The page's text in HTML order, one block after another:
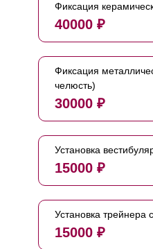
Фиксация
40000 ₽
Фиксация
челюсть)
30000 ₽
Установка
15000 ₽
Установка трейнера
15000 ₽